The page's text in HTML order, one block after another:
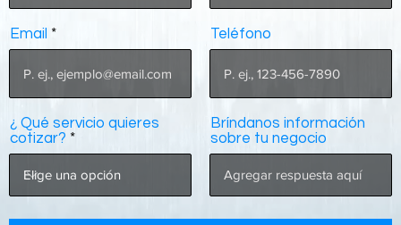
Email Teléfono
¿ Qué servicio quieres
cotizar?
Bríndanos información
sobre tu negocio